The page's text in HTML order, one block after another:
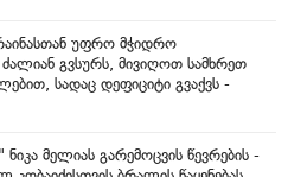
უფრო მჭიდრო
გვსურს, მივიღოთ სამხრეთ
სადაც დეფიციტი გვაქვს -
მელიას გარემოცვის წევრების -